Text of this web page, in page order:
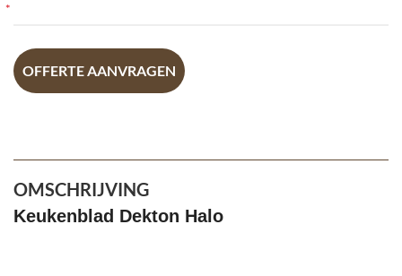
OFFERTE AANVRAGEN
OMSCHRIJVING
Keukenblad Dekton Halo